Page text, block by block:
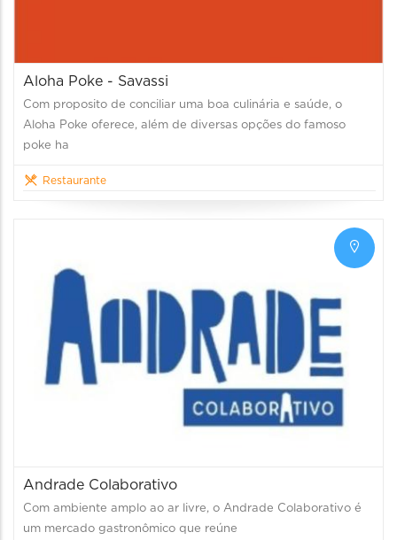
Aloha Poke - Savassi
Com proposito de conciliar uma boa culinária e saúde, o
Aloha Poke oferece, além de diversas opções do famoso
poke ha
Restaurante
Andrade Colaborativo
Com ambiente amplo ao ar livre, o Andrade Colaborativo é
um mercado gastronômico que reúne